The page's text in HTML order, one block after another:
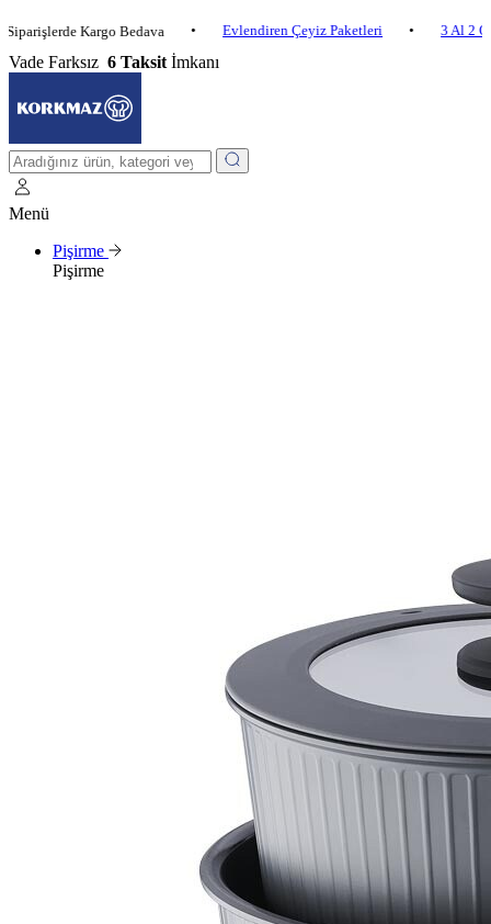
Kargo Bedava • Evlendiren Çeyiz Paketleri • 3 Al 2 Öde •
Vade Farksız 6 Taksit İmkanı
Menü
Pişirme
Pişirme